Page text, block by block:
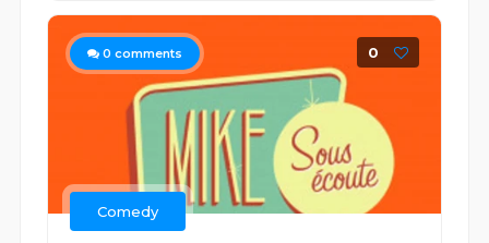
0 comments 0
Comedy